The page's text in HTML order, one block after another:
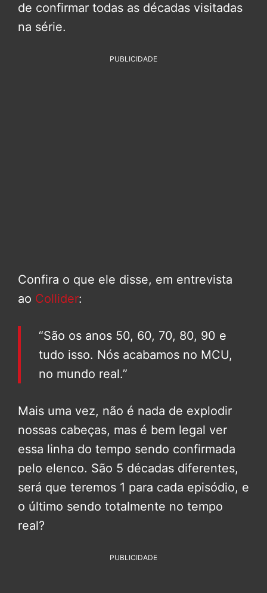
de confirmar todas as décadas visitadas
na série.
PUBLICIDADE
Confira o que ele disse, em entrevista
ao Collider:
“São os anos 50, 60, 70, 80, 90 e
tudo isso. Nós acabamos no MCU,
no mundo real.”
Mais uma vez, não é nada de explodir
nossas cabeças, mas é bem legal ver
essa linha do tempo sendo confirmada
pelo elenco. São 5 décadas diferentes,
será que teremos 1 para cada episódio, e
o último sendo totalmente no tempo
real?
PUBLICIDADE